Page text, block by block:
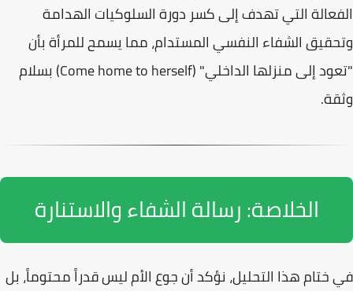
الفعالة التي تهدف إلى كسر دورة السلوكيات الهدامة
وتحقيق الشفاء النفسي المستدام، مما يسمح للمرأة بأن
"تعود إلى منزلها الداخلي" (Come home to herself) بسلام
وثقة.
الخلاصة: رسالة الشفاء والاستنارة
في ختام هذا التحليل، نؤكد أنجوع الأمليس قدراً محتوماً، بل